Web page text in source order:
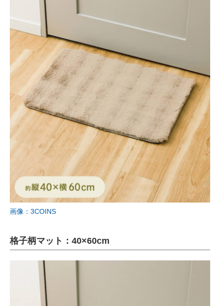
画像：3COINS
格子柄マット：40×60cm